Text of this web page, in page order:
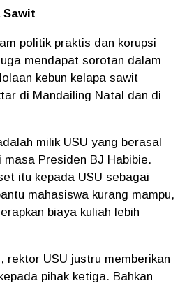
Sawit
politik praktis dan korupsi
mendapat sorotan dalam
kebun kelapa sawit
di Mandailing Natal dan di
milik USU yang berasal
Presiden BJ Habibie.
itu kepada USU sebagai
mahasiswa kurang mampu,
biaya kuliah lebih
rektor USU justru memberikan
pihak ketiga. Bahkan